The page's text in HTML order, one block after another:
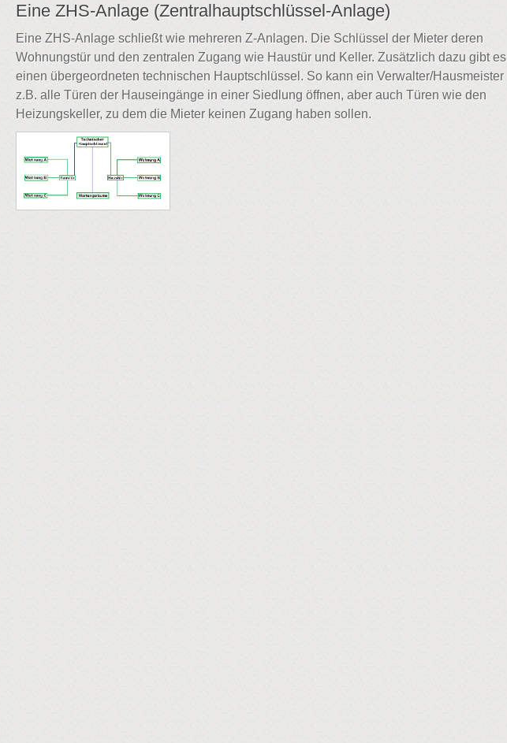
Eine ZHS-Anlage (Zentralhauptschlüssel-Anlage)
Eine ZHS-Anlage schließt wie mehreren Z-Anlagen. Die Schlüssel der Mieter deren
Wohnungstür und den zentralen Zugang wie Haustür und Keller. Zusätzlich dazu gibt es
einen übergeordneten technischen Hauptschlüssel. So kann ein Verwalter/Hausmeister
z.B. alle Türen der Hauseingänge in einer Siedlung öffnen, aber auch Türen wie den
Heizungskeller, zu dem die Mieter keinen Zugang haben sollen.